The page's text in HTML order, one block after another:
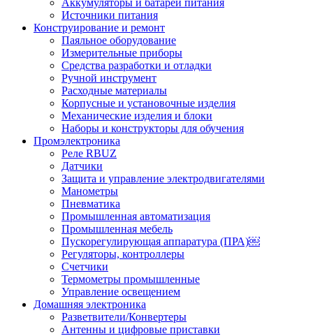
Аккумуляторы и батареи питания
Источники питания
Конструирование и ремонт
Паяльное оборудование
Измерительные приборы
Средства разработки и отладки
Ручной инструмент
Расходные материалы
Корпусные и установочные изделия
Механические изделия и блоки
Наборы и конструкторы для обучения
Промэлектроника
Реле RBUZ
Датчики
Защита и управление электродвигателями
Манометры
Пневматика
Промышленная автоматизация
Промышленная мебель
Пускорегулирующая аппаратура (ПРА)￼
Регуляторы, контроллеры
Счетчики
Термометры промышленные
Управление освещением
Домашняя электроника
Разветвители/Конвертеры
Антенны и цифровые приставки